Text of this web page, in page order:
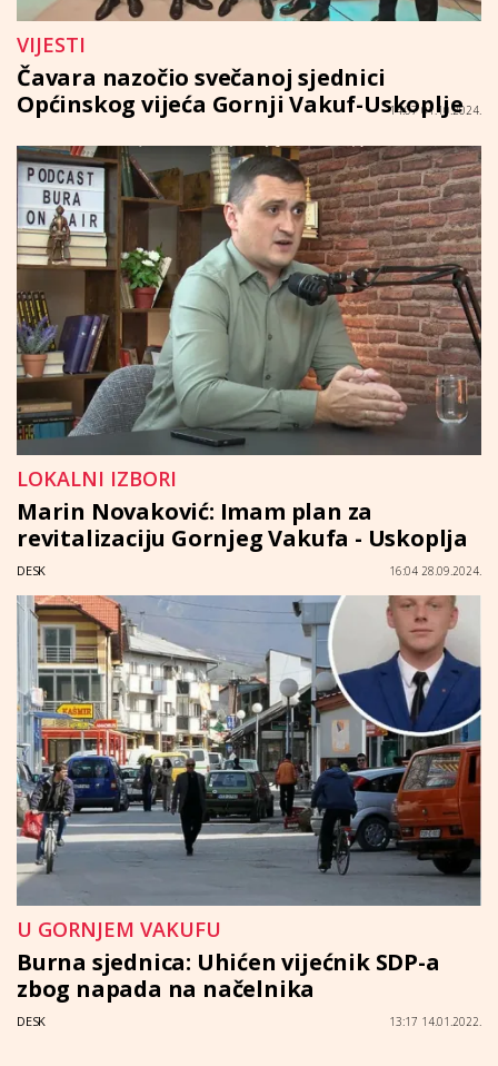
VIJESTI
Čavara nazočio svečanoj sjednici
Općinskog vijeća Gornji Vakuf-Uskoplje
14:07 01.10.2024.
LOKALNI IZBORI
Marin Novaković: Imam plan za
revitalizaciju Gornjeg Vakufa - Uskoplja
DESK 16:04 28.09.2024.
U GORNJEM VAKUFU
Burna sjednica: Uhićen vijećnik SDP-a
zbog napada na načelnika
DESK 13:17 14.01.2022.